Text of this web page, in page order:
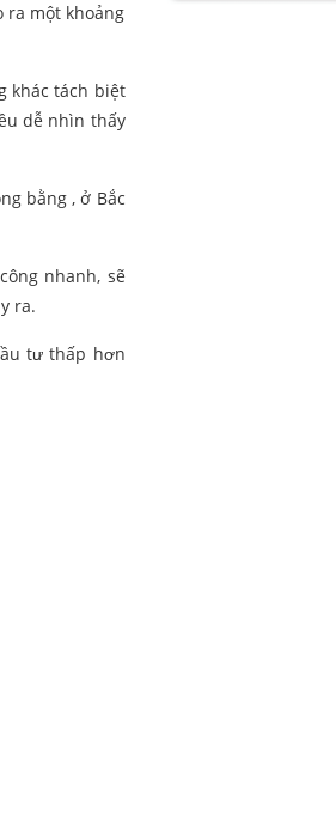
ra một khoảng
khác tách biệt
dễ nhìn thấy
bằng , ở Bắc
nhanh, sẽ
ra.
tư thấp hơn